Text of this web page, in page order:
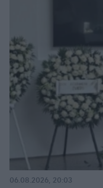
06.08.2026, 20:03